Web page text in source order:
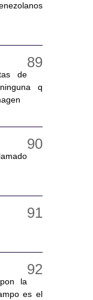
de
q
la
es el